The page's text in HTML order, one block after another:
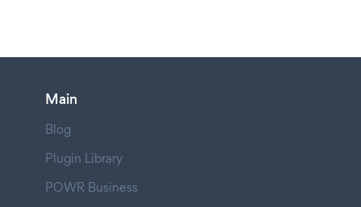
Main
Blog
Plugin Library
POWR Business